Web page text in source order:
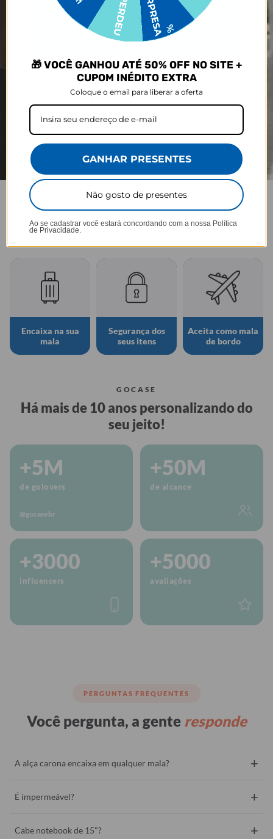
JOY PRO
Praticidade em cada viagem
Encaixa na sua
mala
Segurança dos
seus itens
Aceita como mala
de bordo
GOCASE
Há mais de 10 anos personalizando do
seu jeito!
+5M
de golovers
@gocasebr
+50M
de alcance
+3000
influencers
+5000
avaliações
PERGUNTAS FREQUENTES
Você pergunta, a gente responde
A alça carona encaixa em qualquer mala? +
É impermeável? +
Cabe notebook de 15"? +
🎁 VOCÊ GANHOU ATÉ 50% OFF NO SITE +
CUPOM INÉDITO EXTRA
Coloque o email para liberar a oferta
GANHAR PRESENTES
Não gosto de presentes
Ao se cadastrar você estará concordando com a nossa Política
de Privacidade.